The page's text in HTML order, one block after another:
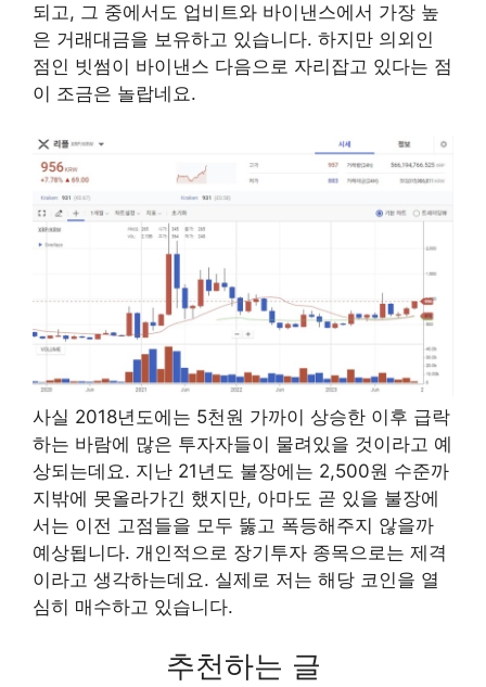
되고, 그 중에서도 업비트와 바이낸스에서 가장 높
은 거래대금을 보유하고 있습니다. 하지만 의외인
점인 빗썸이 바이낸스 다음으로 자리잡고 있다는 점
이 조금은 놀랍네요.
사실 2018년도에는 5천원 가까이 상승한 이후 급락
하는 바람에 많은 투자자들이 물려있을 것이라고 예
상되는데요. 지난 21년도 불장에는 2,500원 수준까
지밖에 못올라가긴 했지만, 아마도 곧 있을 불장에
서는 이전 고점들을 모두 뚫고 폭등해주지 않을까
예상됩니다. 개인적으로 장기투자 종목으로는 제격
이라고 생각하는데요. 실제로 저는 해당 코인을 열
심히 매수하고 있습니다.
추천하는 글